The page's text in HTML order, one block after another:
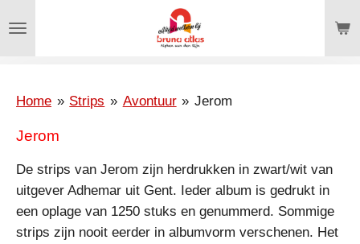
direct
hoofdinhoud
Home » Strips » Avontuur » Jerom
Jerom
De strips van Jerom zijn herdrukken in zwart/wit van
uitgever Adhemar uit Gent. Ieder album is gedrukt in
een oplage van 1250 stuks en genummerd. Sommige
strips zijn nooit eerder in albumvorm verschenen. Het